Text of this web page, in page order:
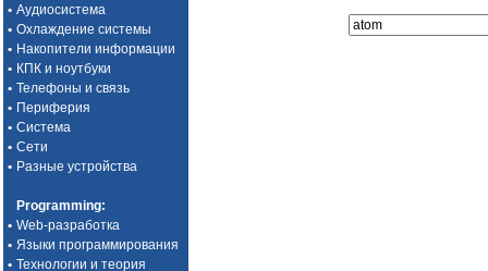
• Аудиосистема
• Охлаждение системы
• Накопители информации
• КПК и ноутбуки
• Телефоны и связь
• Периферия
• Система
• Сети
• Разные устройства
Programming:
• Web-разработка
• Языки программирования
• Технологии и теория